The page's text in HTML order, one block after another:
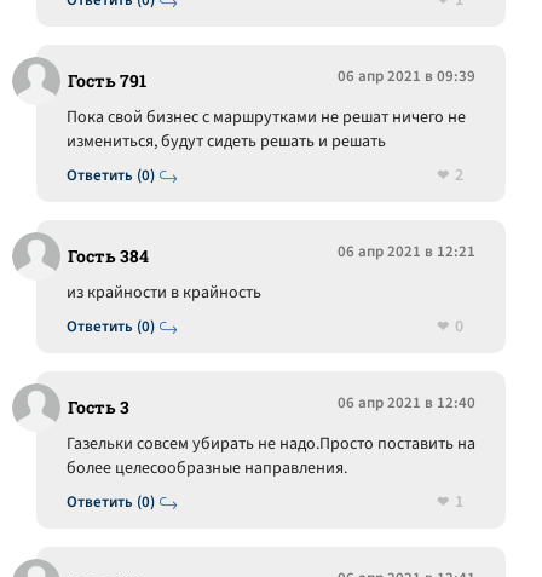
Гость 791 06 апр 2021 в 09:39
Ответить (0)
Пока свой бизнес с маршрутками не решат ничего не
измениться, будут сидеть решать и решать
2
Гость 384 06 апр 2021 в 12:21
Ответить (0)
из крайности в крайность
0
Гость 3 06 апр 2021 в 12:40
Ответить (0)
Газельки совсем убирать не надо.Просто поставить на
более целесообразные направления.
1